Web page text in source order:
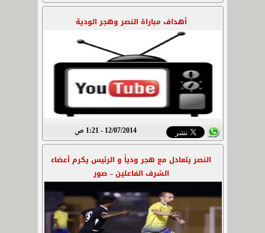
أهداف مباراة النصر وهجر الودية
12/07/2014 - 1:21 ص
النصر يتعادل مع هجر ودياً و الرئيس يكرم أعضاء
الشرف الفاعلين – صور